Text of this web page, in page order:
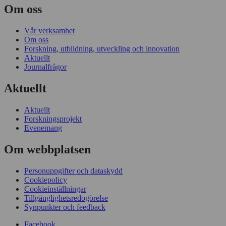
Om oss
Vår verksamhet
Om oss
Forskning, utbildning, utveckling och innovation
Aktuellt
Journalfrågor
Aktuellt
Aktuellt
Forskningsprojekt
Evenemang
Om webbplatsen
Personuppgifter och dataskydd
Cookiepolicy
Cookieinställningar
Tillgänglighetsredogörelse
Synpunkter och feedback
Facebook